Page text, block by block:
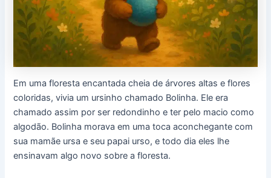
Em uma floresta encantada cheia de árvores altas e flores
coloridas, vivia um ursinho chamado Bolinha. Ele era
chamado assim por ser redondinho e ter pelo macio como
algodão. Bolinha morava em uma toca aconchegante com
sua mamãe ursa e seu papai urso, e todo dia eles lhe
ensinavam algo novo sobre a floresta.